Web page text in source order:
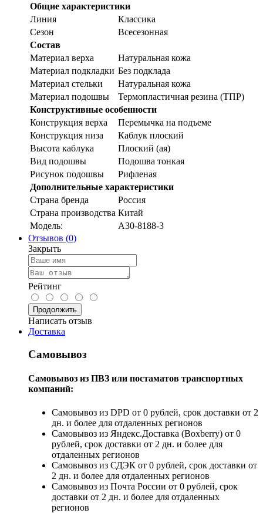
Общие характеристики
Линия
Классика
Сезон
Всесезонная
Состав
Материал верха
Натуральная кожа
Материал подкладки Без подклада
Материал стельки
Натуральная кожа
Материал подошвы
Термопластичная резина (ТПР)
Конструктивные особенности
Конструкция верха
Перемычка на подъеме
Конструкция низа
Каблук плоский
Высота каблука
Плоский (ая)
Вид подошвы
Подошва тонкая
Рисунок подошвы
Рифленая
Дополнительные характеристики
Страна бренда
Россия
Страна производства Китай
Модель:
A30-8188-3
Отзывов (0)
Закрыть
Рейтинг
Продолжить
Написать отзыв
Доставка
Самовывоз
Самовывоз из ПВЗ или постаматов транспортных
компаний:
Самовывоз из DPD от 0 рублей, срок доставки от 2
дн. и более для отдаленных регионов
Самовывоз из Яндекс.Доставка (Boxberry) от 0
рублей, срок доставки от 2 дн. и более для
отдаленных регионов
Самовывоз из СДЭК от 0 рублей, срок доставки от
2 дн. и более для отдаленных регионов
Самовывоз из Почта России от 0 рублей, срок
доставки от 2 дн. и более для отдаленных
регионов